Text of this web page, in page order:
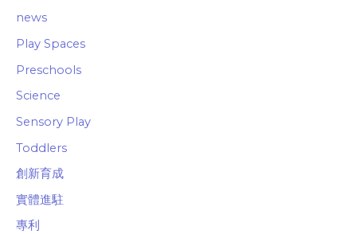
news
Play Spaces
Preschools
Science
Sensory Play
Toddlers
創新育成
實體進駐
專利